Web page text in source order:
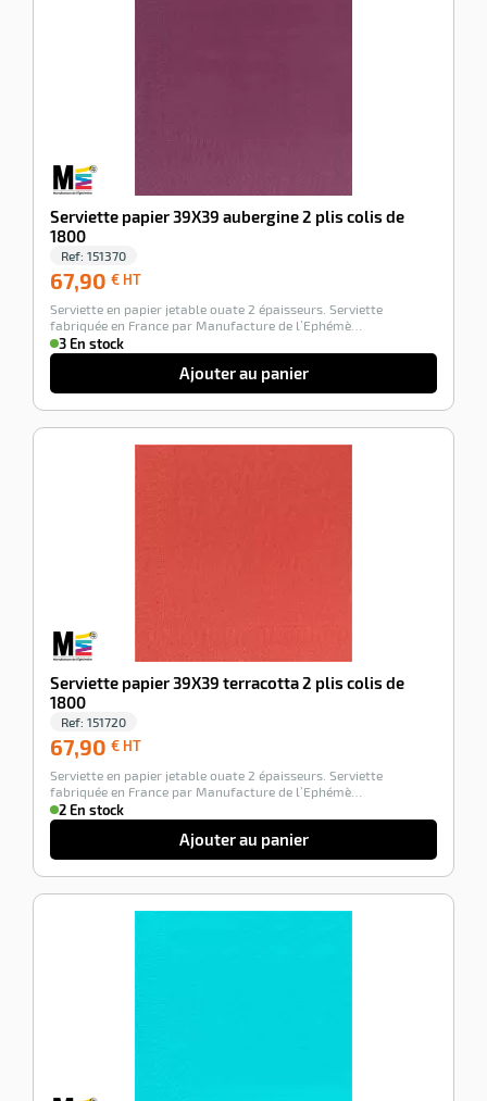
Serviette papier 39X39 aubergine 2 plis colis de
1800
Ref: 151370
67,90 € HT
HT
Serviette en papier jetable ouate 2 épaisseurs. Serviette
fabriquée en France par Manufacture de l’Ephémè…
3 En stock
Ajouter au panier
Serviette papier 39X39 terracotta 2 plis colis de
1800
Ref: 151720
67,90 € HT
HT
Serviette en papier jetable ouate 2 épaisseurs. Serviette
fabriquée en France par Manufacture de l’Ephémè…
2 En stock
Ajouter au panier